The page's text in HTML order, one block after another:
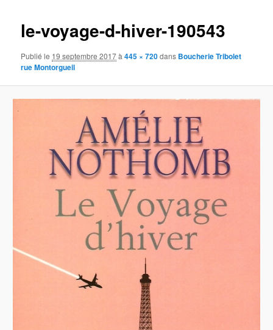
le-voyage-d-hiver-190543
Publié le 19 septembre 2017à445 × 720dans Boucherie Tribolet
rue Montorgueil